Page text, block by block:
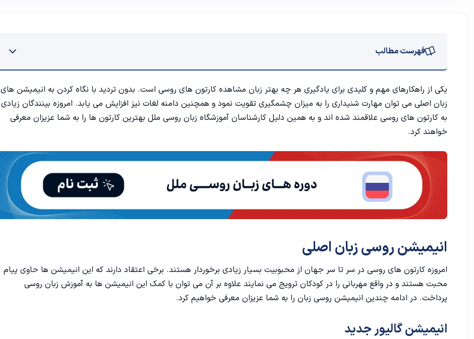
فهرست مطالب
انیمیشن روسی زبان اصلی
انیمیشن گالیور جدید
کارتون روسی ملکه برفی
انیمیشن گرگ و خرگوش
انیمیشن کروکودیل گینا
انیمیشن ماشا و خرس
انیمیشن پیرمرد و دریا
نکات مهم برای مشاهده انیمیشن های زبان اصلی
یکی از راهکارهای مهم و کلیدی برای یادگیری هر چه بهتر زبان مشاهده کارتون های روسی است. بدون تردید با نگاه کردن به انیمیشن های
زبان اصلی می توان مهارت شنیداری را به میزان چشمگیری تقویت نمود و همچنین دامنه لغات نیز افزایش می یابد. امروزه بینندگان زیادی
به کارتون های روسی علاقمند شده اند و به همین دلیل کارشناسان آموزشگاه زبان روسی ملل بهترین کارتون ها را به شما عزیزان معرفی
خواهند کرد.
انیمیشن روسی زبان اصلی
امروزه کارتون های روسی در سر تا سر جهان از محبوبیت بسیار زیادی برخوردار هستند. برخی اعتقاد دارند که این انیمیشن ها حاوی پیام
محبت هستند ‌و در واقع مهربانی را در کودکان ترویج می نمایند علاوه بر آن می توان با کمک این انیمیشن ها به آموزش زبان روسی
پرداخت. در ادامه چندین انیمیشن روسی زبان را به شما عزیزان معرفی خواهیم کرد.
انیمیشن گالیور جدید